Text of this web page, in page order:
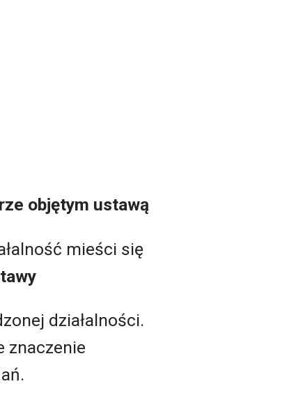
objętym ustawą
mieści się
działalności.
znaczenie